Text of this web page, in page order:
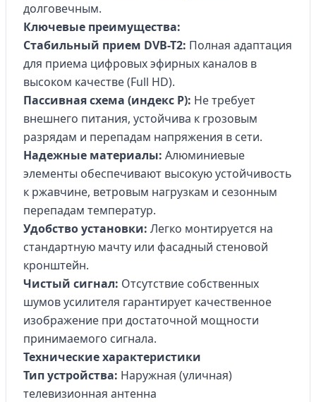
долговечным.
Ключевые преимущества:
Стабильный прием DVB-T2: Полная адаптация
для приема цифровых эфирных каналов в
высоком качестве (Full HD).
Пассивная схема (индекс Р): Не требует
внешнего питания, устойчива к грозовым
разрядам и перепадам напряжения в сети.
Надежные материалы: Алюминиевые
элементы обеспечивают высокую устойчивость
к ржавчине, ветровым нагрузкам и сезонным
перепадам температур.
Удобство установки: Легко монтируется на
стандартную мачту или фасадный стеновой
кронштейн.
Чистый сигнал: Отсутствие собственных
шумов усилителя гарантирует качественное
изображение при достаточной мощности
принимаемого сигнала.
Технические характеристики
Тип устройства: Наружная (уличная)
телевизионная антенна